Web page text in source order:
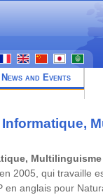
News and Events
Multilinguisme
2005, qui travaille
en anglais pour